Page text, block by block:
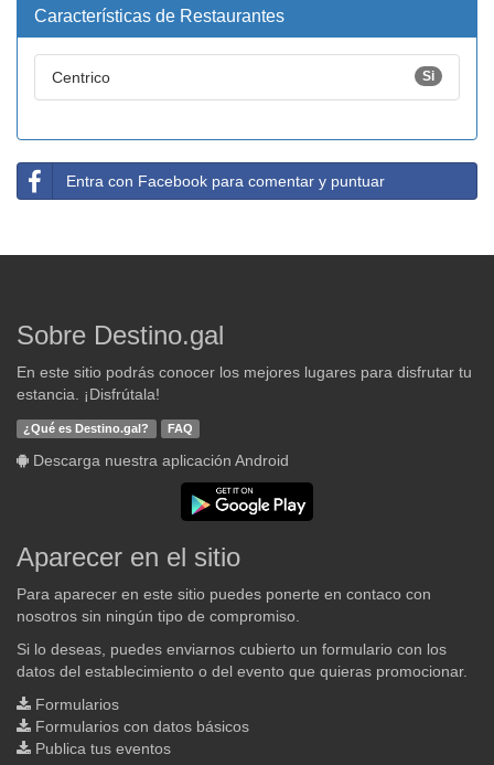
Características de Restaurantes
Centrico Si
Entra con Facebook para comentar y puntuar
Sobre Destino.gal
En este sitio podrás conocer los mejores lugares para disfrutar tu
estancia. ¡Disfrútala!
¿Qué es Destino.gal? FAQ
Descarga nuestra aplicación Android
Aparecer en el sitio
Para aparecer en este sitio puedes ponerte en contaco con
nosotros sin ningún tipo de compromiso.
Si lo deseas, puedes enviarnos cubierto un formulario con los
datos del establecimiento o del evento que quieras promocionar.
Formularios
Formularios con datos básicos
Publica tus eventos